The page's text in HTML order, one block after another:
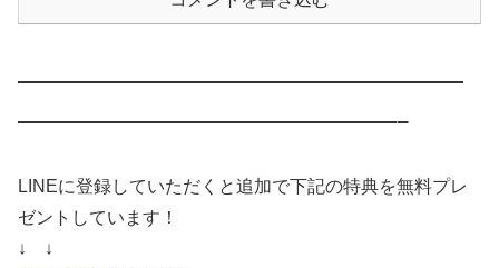
————————————————————
—————————————————–
LINEに登録していただくと追加で下記の特典を無料プレ
ゼントしています！
↓ ↓